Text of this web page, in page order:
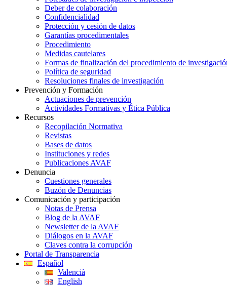
Deber de colaboración
Confidencialidad
Protección y cesión de datos
Garantías procedimentales
Procedimiento
Medidas cautelares
Formas de finalización del procedimiento de
Política de seguridad
Resoluciones finales de investigación
Prevención y Formación
Actuaciones de prevención
Actividades Formativas y Ética Pública
Recursos
Recopilación Normativa
Revistas
Bases de datos
Instituciones y redes
Publicaciones AVAF
Denuncia
Cuestiones generales
Buzón de Denuncias
Comunicación y participación
Notas de Prensa
Blog de la AVAF
Newsletter de la AVAF
Diálogos en la AVAF
Claves contra la corrupción
Portal de Transparencia
Español
Valencià
English